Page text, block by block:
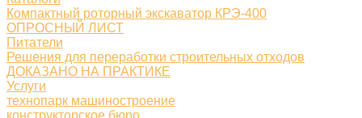
Компактный роторный экскаватор КРЭ-400
ОПРОСНЫЙ ЛИСТ
Питатели
Решения для переработки строительных отходов
ДОКАЗАНО НА ПРАКТИКЕ
Услуги
технопарк машиностроение
конструкторское бюро